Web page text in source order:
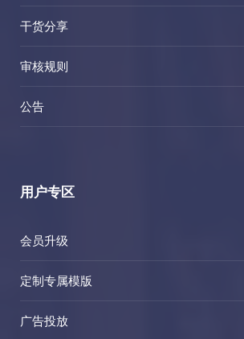
干货分享
审核规则
公告
用户专区
会员升级
定制专属模版
广告投放